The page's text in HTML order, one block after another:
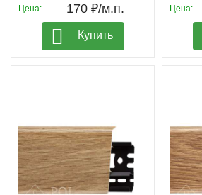
Цена: 170 ₽/м.п.
Купить
Цена: